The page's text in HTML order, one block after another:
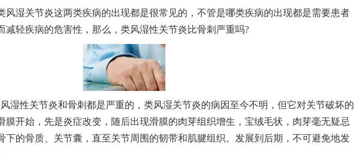
湿关节炎这两类疾病的出现都是很常见的，不管是哪类疾病的出现都是需要患者
减轻疾病的危害性，那么，类风湿性关节炎比骨刺严重吗?
湿性关节炎和骨刺都是严重的，类风湿关节炎的病因至今不明，但它对关节破坏的
膜开始，先是炎症改变，随后出现滑膜的肉芽组织增生，宝绒毛状，肉芽毫无疑忌
下的骨质、关节囊，直至关节周围的韧带和肌腱组织。发展到后期，不可避免地发